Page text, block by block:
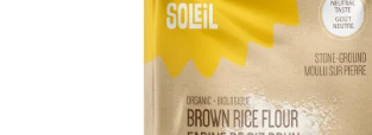
ADD TO CART / DETAILS